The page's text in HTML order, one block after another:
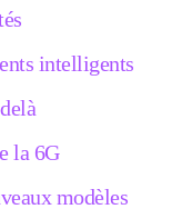
intelligents
la 6G
modèles